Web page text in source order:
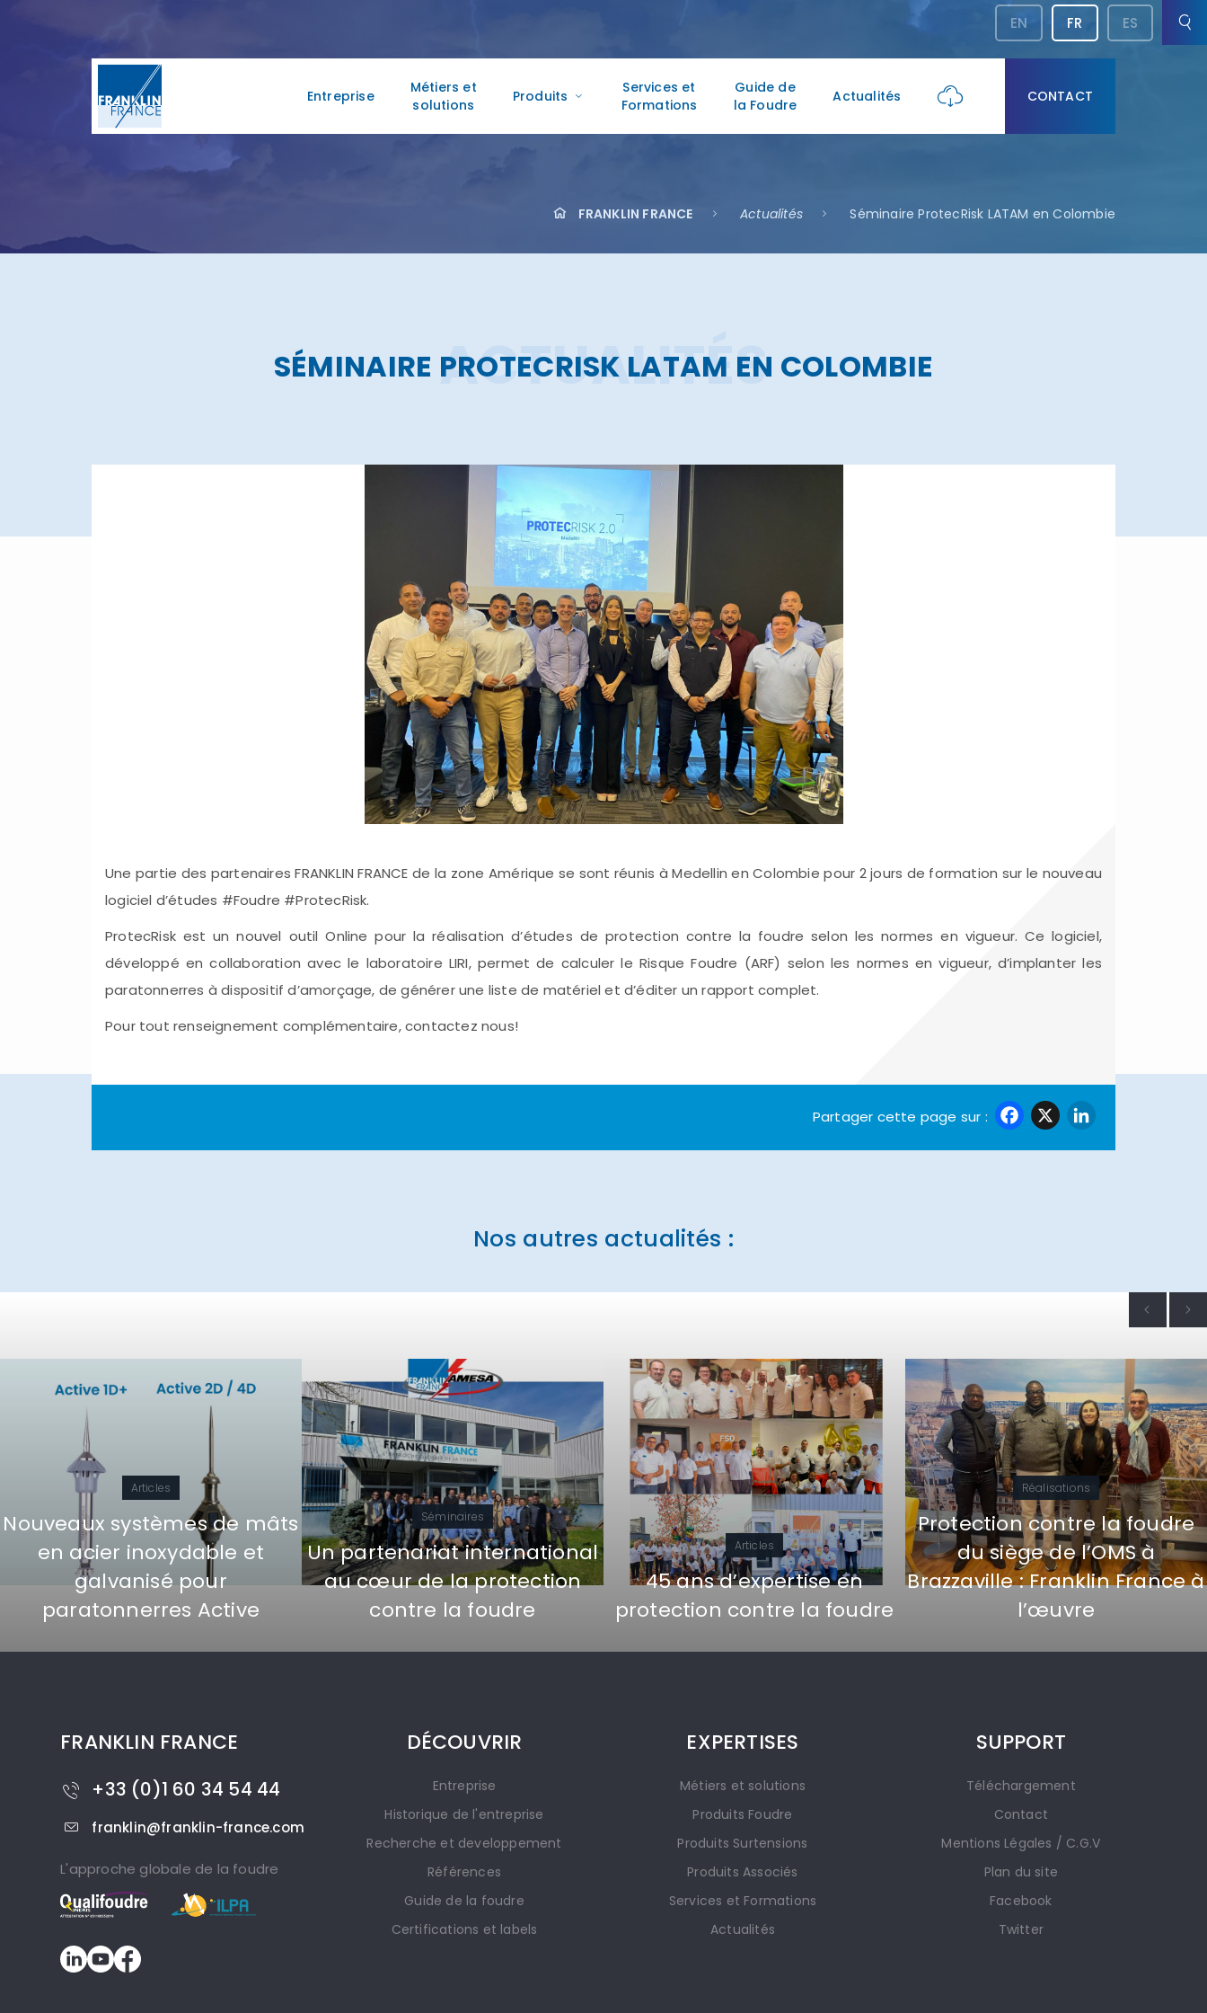
Entreprise
Métiers et
solutions
Produits
Services et
Formations
Guide de
la Foudre
Actualités CONTACT
EN FR ES
FRANKLIN FRANCE Actualités Séminaire ProtecRisk LATAM en Colombie
ACTUALITÉS
SÉMINAIRE PROTECRISK LATAM EN COLOMBIE
Une partie des partenaires FRANKLIN FRANCE de la zone Amérique se sont réunis à Medellin en Colombie pour 2 jours de formation sur le nouveau
logiciel d’études #Foudre #ProtecRisk.
ProtecRisk est un nouvel outil Online pour la réalisation d’études de protection contre la foudre selon les normes en vigueur. Ce logiciel,
développé en collaboration avec le laboratoire LIRI, permet de calculer le Risque Foudre (ARF) selon les normes en vigueur, d’implanter les
paratonnerres à dispositif d’amorçage, de générer une liste de matériel et d’éditer un rapport complet.
Pour tout renseignement complémentaire, contactez nous!
Partager cette page sur : Facebook
X
Nos autres actualités :
Articles
Nouveaux systèmes de mâts
en acier inoxydable et
galvanisé pour
paratonnerres Active
Séminaires
Un partenariat international
au cœur de la protection
contre la foudre
Articles
45 ans d’expertise en
protection contre la foudre
Réalisations
Protection contre la foudre
du siège de l’OMS à
Brazzaville : Franklin France à
l’œuvre
FRANKLIN FRANCE
+33 (0)1 60 34 54 44
franklin@franklin-france.com
L'approche globale de la foudre
DÉCOUVRIR
Entreprise
Historique de l'entreprise
Recherche et developpement
Références
Guide de la foudre
Certifications et labels
EXPERTISES
Métiers et solutions
Produits Foudre
Produits Surtensions
Produits Associés
Services et Formations
Actualités
SUPPORT
Téléchargement
Contact
Mentions Légales / C.G.V
Plan du site
Facebook
Twitter